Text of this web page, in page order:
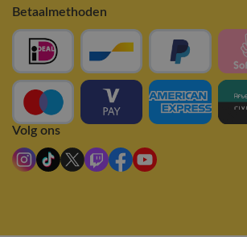
Betaalmethoden
Volg ons